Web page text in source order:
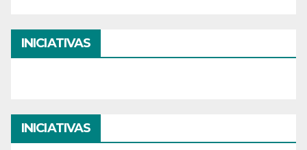
INICIATIVAS
INICIATIVAS